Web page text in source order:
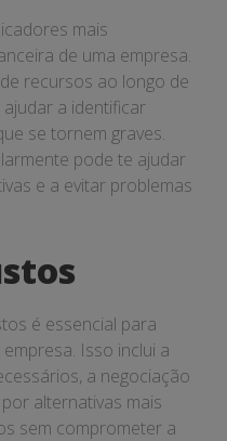
mais
de uma empresa.
recursos ao longo de
a identificar
se tornem graves.
pode te ajudar
e a evitar problemas
é essencial para
Isso inclui a
a negociação
alternativas mais
sem comprometer a